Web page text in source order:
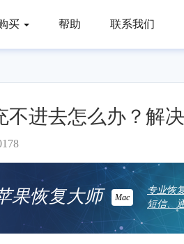
买 帮助 联系我们
不进去怎么办？解
果恢复大师 Mac
专业恢
短信、